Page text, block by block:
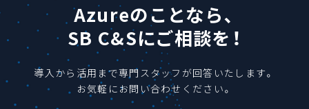
Azureのことなら、
SB C&Sにご相談を！
導入から活用まで専門スタッフが回答いたします。
お気軽にお問い合わせください。